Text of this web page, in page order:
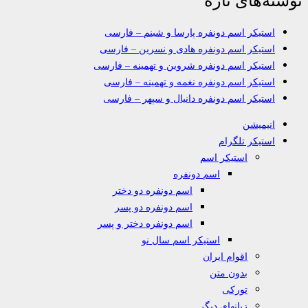
استیکر اسم دونفره پارسا و شبنم – فارسی
استیکر اسم دونفره هادی و نسرین – فارسی
استیکر اسم دونفره شروین و تهمینه – فارسی
استیکر اسم دونفره نغمه و تهمینه – فارسی
استیکر اسم دونفره دانیال و سپهر – فارسی
انیمیشن
استیکر تلگرام
استیکر اسم
اسم دونفره
اسم دونفره دو دختر
اسم دونفره دو پسر
اسم دونفره دختر و پسر
استیکر اسم سال نو
اقوام ایران
بدون متن
تورکی
زبانهای دیگر